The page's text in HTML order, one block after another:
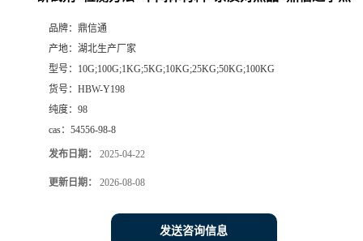
品牌： 鼎信通
产地： 湖北生产厂家
型号： 10G;100G;1KG;5KG;10KG;25KG;50KG;100KG
货号： HBW-Y198
纯度： 98
cas： 54556-98-8
发布日期： 2025-04-22
更新日期： 2026-08-08
发送咨询信息